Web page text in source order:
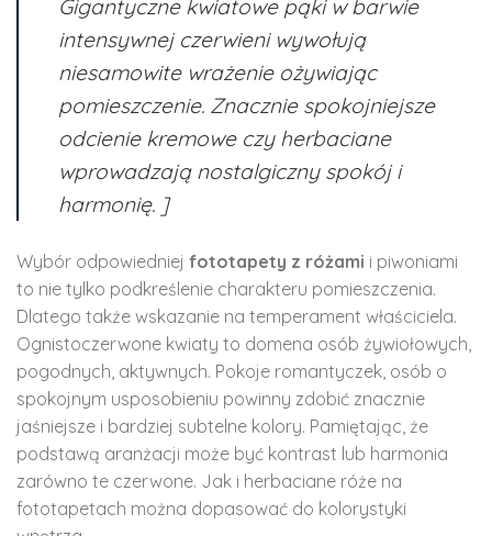
Gigantyczne kwiatowe pąki w barwie
intensywnej czerwieni wywołują
niesamowite wrażenie ożywiając
pomieszczenie. Znacznie spokojniejsze
odcienie kremowe czy herbaciane
wprowadzają nostalgiczny spokój i
harmonię. ]
Wybór odpowiedniej fototapety z różami i piwoniami
to nie tylko podkreślenie charakteru pomieszczenia.
Dlatego także wskazanie na temperament właściciela.
Ognistoczerwone kwiaty to domena osób żywiołowych,
pogodnych, aktywnych. Pokoje romantyczek, osób o
spokojnym usposobieniu powinny zdobić znacznie
jaśniejsze i bardziej subtelne kolory. Pamiętając, że
podstawą aranżacji może być kontrast lub harmonia
zarówno te czerwone. Jak i herbaciane róże na
fototapetach można dopasować do kolorystyki